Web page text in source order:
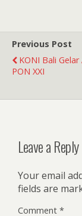
Previous Post
KONI Bali Gelar
PON XXI
Leave a Reply
Your email
fields are
Comment *